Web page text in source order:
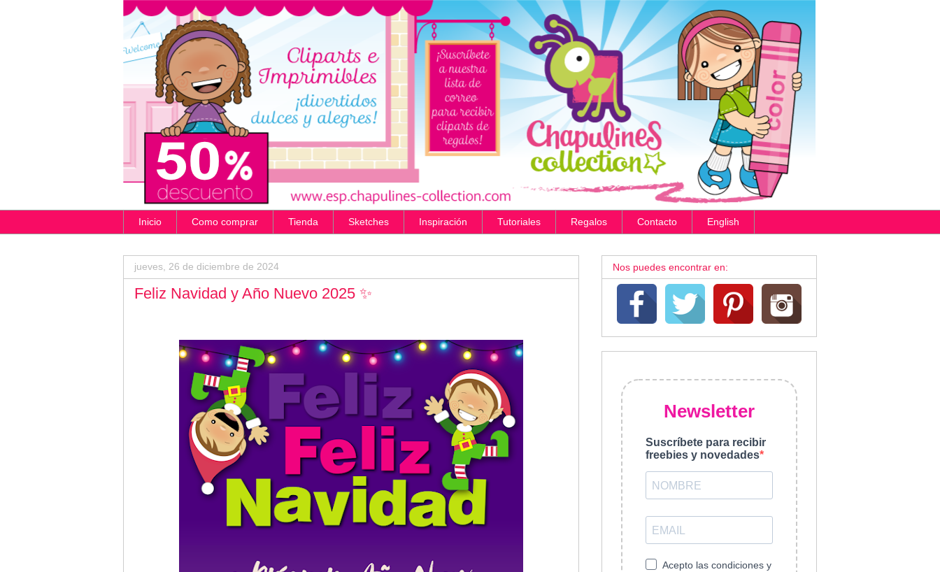
Inicio Como comprar Tienda Sketches Inspiración Tutoriales Regalos Contacto English
jueves, 26 de diciembre de 2024
Feliz Navidad y Año Nuevo 2025 ✨
Nos puedes encontrar en:
Newsletter
Suscríbete para recibir
freebies y novedades
Acepto las condiciones y